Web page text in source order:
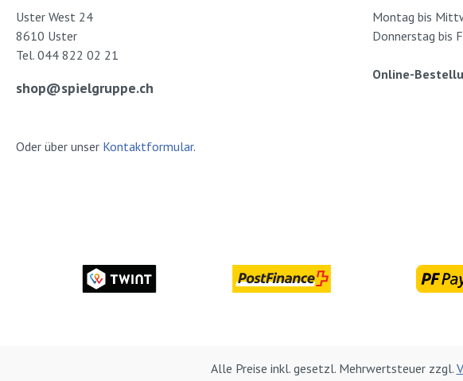
Uster West 24
8610 Uster
Tel. 044 822 02 21
shop@spielgruppe.ch
Oder über unser Kontaktformular.
Montag bis
Donnerstag bis
Online-
Alle Preise inkl. gesetzl. Mehrwertsteuer zzgl.